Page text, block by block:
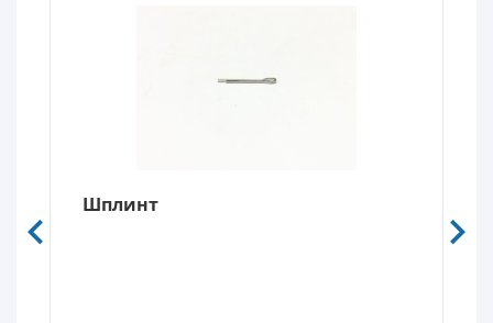
Шплинт